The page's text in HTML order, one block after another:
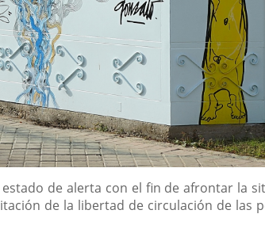
de alerta con el fin de afrontar la
de la libertad de circulación de